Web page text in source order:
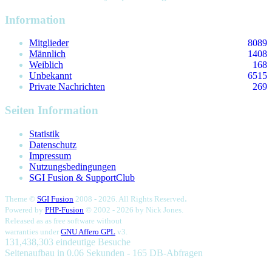
Information
Mitglieder
8089
Männlich
1408
Weiblich
168
Unbekannt
6515
Private Nachrichten
269
Seiten Information
Statistik
Datenschutz
Impressum
Nutzungsbedingungen
SGI Fusion & SupportClub
Theme © SGI Fusion 2008 - 2026. All Rights Reserved.
Powered by PHP-Fusion © 2002 - 2026 by Nick Jones.
Released as as free software without
warranties under GNU Affero GPL v3.
131,438,303 eindeutige Besuche
Seitenaufbau in 0.06 Sekunden - 165 DB-Abfragen